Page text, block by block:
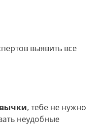
выявить все
, тебе не нужно
неудобные